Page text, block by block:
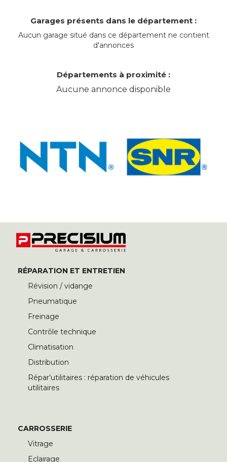
Garages présents dans le département :
Aucun garage situé dans ce département ne contient
d'annonces
Départements à proximité :
Aucune annonce disponible
RÉPARATION ET ENTRETIEN
Révision / vidange
Pneumatique
Freinage
Contrôle technique
Climatisation
Distribution
Répar’utilitaires : réparation de véhicules
utilitaires
CARROSSERIE
Vitrage
Eclairage